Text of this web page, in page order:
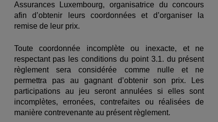
Assurances Luxembourg, organisatrice du concours
afin d’obtenir leurs coordonnées et d’organiser la
remise de leur prix.
Toute coordonnée incomplète ou inexacte, et ne
respectant pas les conditions du point 3.1. du présent
règlement sera considérée comme nulle et ne
permettra pas au gagnant d’obtenir son prix. Les
participations au jeu seront annulées si elles sont
incomplètes, erronées, contrefaites ou réalisées de
manière contrevenante au présent règlement.